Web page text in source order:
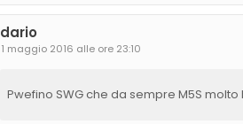
dario
1 maggio 2016 alle ore 23:10
Pwefino SWG che da sempre M5S